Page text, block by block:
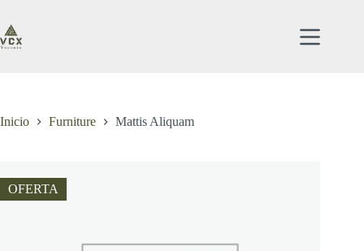
contenido
Inicio Furniture Mattis Aliquam
OFERTA